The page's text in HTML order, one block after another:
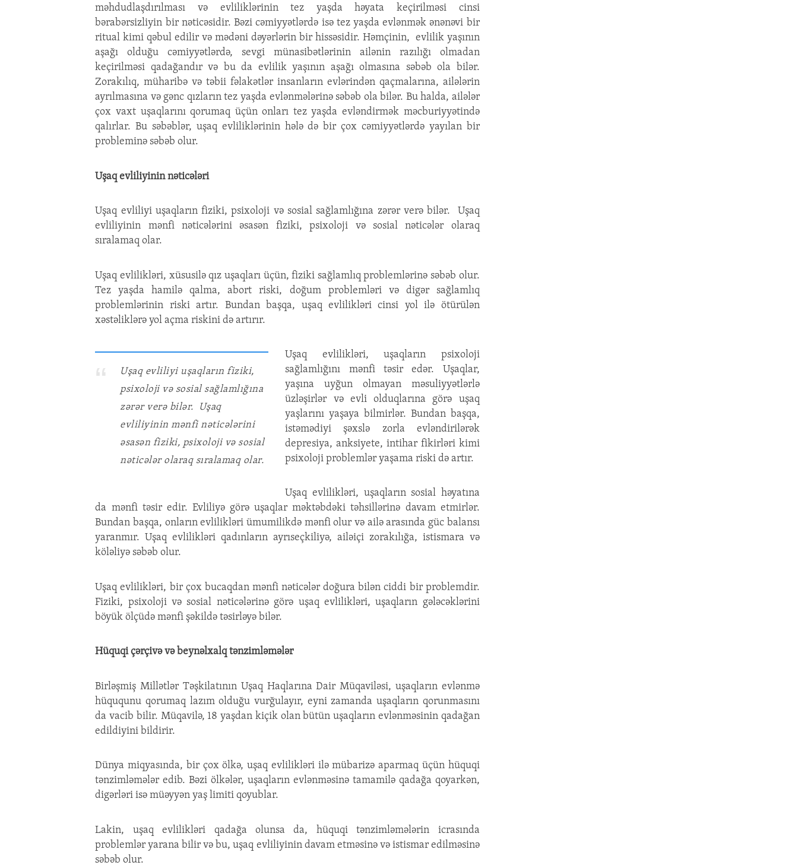
məhdudlaşdırılması və evliliklərinin tez yaşda həyata keçirilməsi cinsi
bərabərsizliyin bir nəticəsidir. Bəzi cəmiyyətlərdə isə tez yaşda evlənmək ənənəvi bir
ritual kimi qəbul edilir və mədəni dəyərlərin bir hissəsidir. Həmçinin, evlilik yaşının
aşağı olduğu cəmiyyətlərdə, sevgi münasibətlərinin ailənin razılığı olmadan
keçirilməsi qadağandır və bu da evlilik yaşının aşağı olmasına səbəb ola bilər.
Zorakılıq, müharibə və təbii fəlakətlər insanların evlərindən qaçmalarına, ailələrin
ayrılmasına və gənc qızların tez yaşda evlənmələrinə səbəb ola bilər. Bu halda, ailələr
çox vaxt uşaqlarını qorumaq üçün onları tez yaşda evləndirmək məcburiyyətində
qalırlar. Bu səbəblər, uşaq evliliklərinin hələ də bir çox cəmiyyətlərdə yayılan bir
probleminə səbəb olur.
Uşaq evliliyinin nəticələri
Uşaq evliliyi uşaqların fiziki, psixoloji və sosial sağlamlığına zərər verə bilər. Uşaq
evliliyinin mənfi nəticələrini əsasən fiziki, psixoloji və sosial nəticələr olaraq
sıralamaq olar.
Uşaq evlilikləri, xüsusilə qız uşaqları üçün, fiziki sağlamlıq problemlərinə səbəb olur.
Tez yaşda hamilə qalma, abort riski, doğum problemləri və digər sağlamlıq
problemlərinin riski artır. Bundan başqa, uşaq evlilikləri cinsi yol ilə ötürülən
xəstəliklərə yol açma riskini də artırır.
Uşaq evliliyi uşaqların fiziki,
psixoloji və sosial sağlamlığına
zərər verə bilər. Uşaq
evliliyinin mənfi nəticələrini
əsasən fiziki, psixoloji və sosial
nəticələr olaraq sıralamaq olar.
Uşaq evlilikləri, uşaqların psixoloji
sağlamlığını mənfi təsir edər. Uşaqlar,
yaşına uyğun olmayan məsuliyyətlərlə
üzləşirlər və evli olduqlarına görə uşaq
yaşlarını yaşaya bilmirlər. Bundan başqa,
istəmədiyi şəxslə zorla evləndirilərək
depresiya, anksiyete, intihar fikirləri kimi
psixoloji problemlər yaşama riski də artır.
Uşaq evlilikləri, uşaqların sosial həyatına
da mənfi təsir edir. Evliliyə görə uşaqlar məktəbdəki təhsillərinə davam etmirlər.
Bundan başqa, onların evlilikləri ümumilikdə mənfi olur və ailə arasında güc balansı
yaranmır. Uşaq evlilikləri qadınların ayrıseçkiliyə, ailəiçi zorakılığa, istismara və
köləliyə səbəb olur.
Uşaq evlilikləri, bir çox bucaqdan mənfi nəticələr doğura bilən ciddi bir problemdir.
Fiziki, psixoloji və sosial nəticələrinə görə uşaq evlilikləri, uşaqların gələcəklərini
böyük ölçüdə mənfi şəkildə təsirləyə bilər.
Hüquqi çərçivə və beynəlxalq tənzimləmələr
Birləşmiş Millətlər Təşkilatının Uşaq Haqlarına Dair Müqaviləsi, uşaqların evlənmə
hüququnu qorumaq lazım olduğu vurğulayır, eyni zamanda uşaqların qorunmasını
da vacib bilir. Müqavilə, 18 yaşdan kiçik olan bütün uşaqların evlənməsinin qadağan
edildiyini bildirir.
Dünya miqyasında, bir çox ölkə, uşaq evlilikləri ilə mübarizə aparmaq üçün hüquqi
tənzimləmələr edib. Bəzi ölkələr, uşaqların evlənməsinə tamamilə qadağa qoyarkən,
digərləri isə müəyyən yaş limiti qoyublar.
Lakin, uşaq evlilikləri qadağa olunsa da, hüquqi tənzimləmələrin icrasında
problemlər yarana bilir və bu, uşaq evliliyinin davam etməsinə və istismar edilməsinə
səbəb olur.